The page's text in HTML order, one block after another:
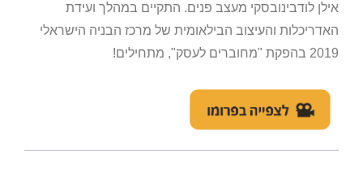
אילן לודבינובסקי מעצב פנים. התקיים במהלך ועידת
האדריכלות והעיצוב הבילאומית של מרכז הבניה הישראלי
2019 בהפקת "מחוברים לעסק", מתחילים!